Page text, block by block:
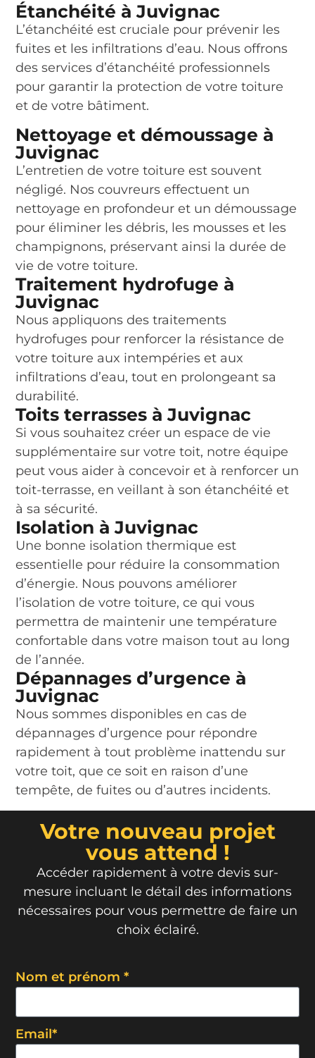
Étanchéité à Juvignac
L’étanchéité est cruciale pour prévenir les
fuites et les infiltrations d’eau. Nous offrons
des services d’étanchéité professionnels
pour garantir la protection de votre toiture
et de votre bâtiment.
Nettoyage et démoussage à
Juvignac
L’entretien de votre toiture est souvent
négligé. Nos couvreurs effectuent un
nettoyage en profondeur et un démoussage
pour éliminer les débris, les mousses et les
champignons, préservant ainsi la durée de
vie de votre toiture.
Traitement hydrofuge à
Juvignac
Nous appliquons des traitements
hydrofuges pour renforcer la résistance de
votre toiture aux intempéries et aux
infiltrations d’eau, tout en prolongeant sa
durabilité.
Toits terrasses à Juvignac
Si vous souhaitez créer un espace de vie
supplémentaire sur votre toit, notre équipe
peut vous aider à concevoir et à renforcer un
toit-terrasse, en veillant à son étanchéité et
à sa sécurité.
Isolation à Juvignac
Une bonne isolation thermique est
essentielle pour réduire la consommation
d’énergie. Nous pouvons améliorer
l’isolation de votre toiture, ce qui vous
permettra de maintenir une température
confortable dans votre maison tout au long
de l’année.
Dépannages d’urgence à
Juvignac
Nous sommes disponibles en cas de
dépannages d’urgence pour répondre
rapidement à tout problème inattendu sur
votre toit, que ce soit en raison d’une
tempête, de fuites ou d’autres incidents.
Votre nouveau projet
vous attend !
Accéder rapidement à votre devis sur-
mesure incluant le détail des informations
nécessaires pour vous permettre de faire un
choix éclairé.
Nom et prénom *
Email*